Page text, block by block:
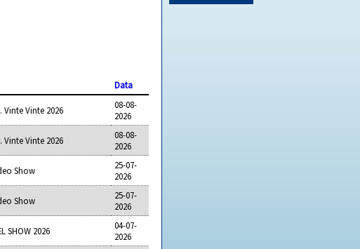
Data
Vinte Vinte 2026
08-08-
2026
Vinte Vinte 2026
08-08-
2026
Show
25-07-
2026
Show
25-07-
2026
SHOW 2026
04-07-
2026